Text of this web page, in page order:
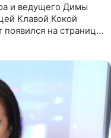
и ведущего Димы
Клавой Кокой
на странице